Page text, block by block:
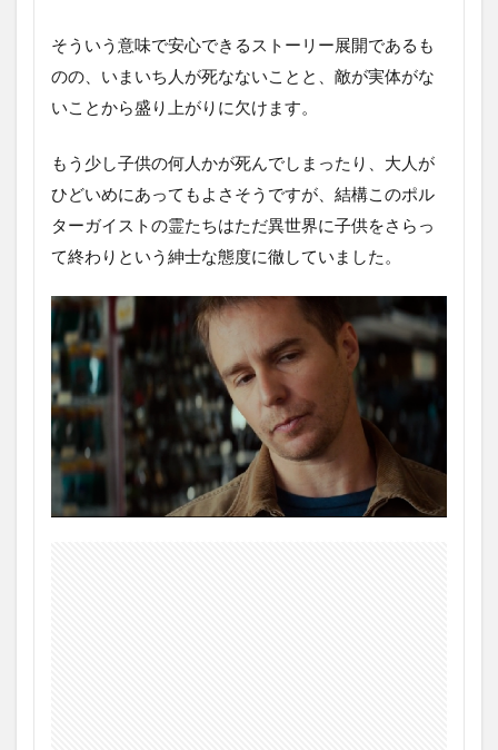
そういう意味で安心できるストーリー展開であるも
のの、いまいち人が死なないことと、敵が実体がな
いことから盛り上がりに欠けます。
もう少し子供の何人かが死んでしまったり、大人が
ひどいめにあってもよさそうですが、結構このポル
ターガイストの霊たちはただ異世界に子供をさらっ
て終わりという紳士な態度に徹していました。